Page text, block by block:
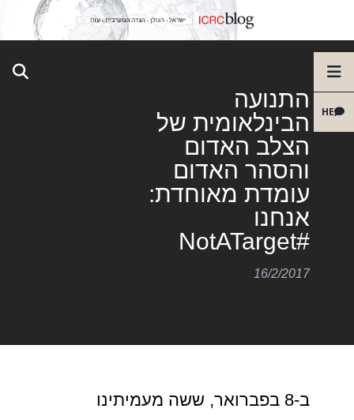
HE
התנועה
הבינלאומית של
הצלב האדום
והסהר האדום
עומדת מאוחדת:
אנחנו
#NotATarget
16/2/2017
ב-8 בפברואר, ששה מעמיתינו